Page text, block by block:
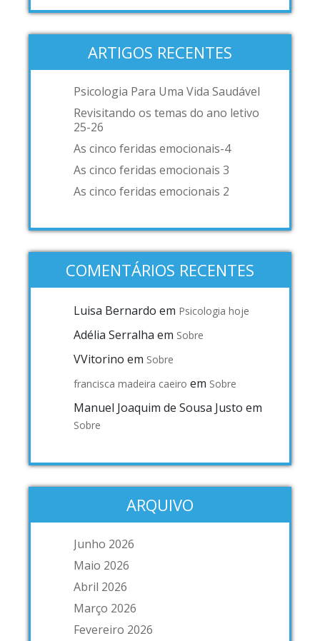
ARTIGOS RECENTES
Psicologia Para Uma Vida Saudável
Revisitando os temas do ano letivo
25-26
As cinco feridas emocionais-4
As cinco feridas emocionais 3
As cinco feridas emocionais 2
COMENTÁRIOS RECENTES
Luisa Bernardo em Psicologia hoje
Adélia Serralha em Sobre
VVitorino em Sobre
francisca madeira caeiro em Sobre
Manuel Joaquim de Sousa Justo em
Sobre
ARQUIVO
Junho 2026
Maio 2026
Abril 2026
Março 2026
Fevereiro 2026